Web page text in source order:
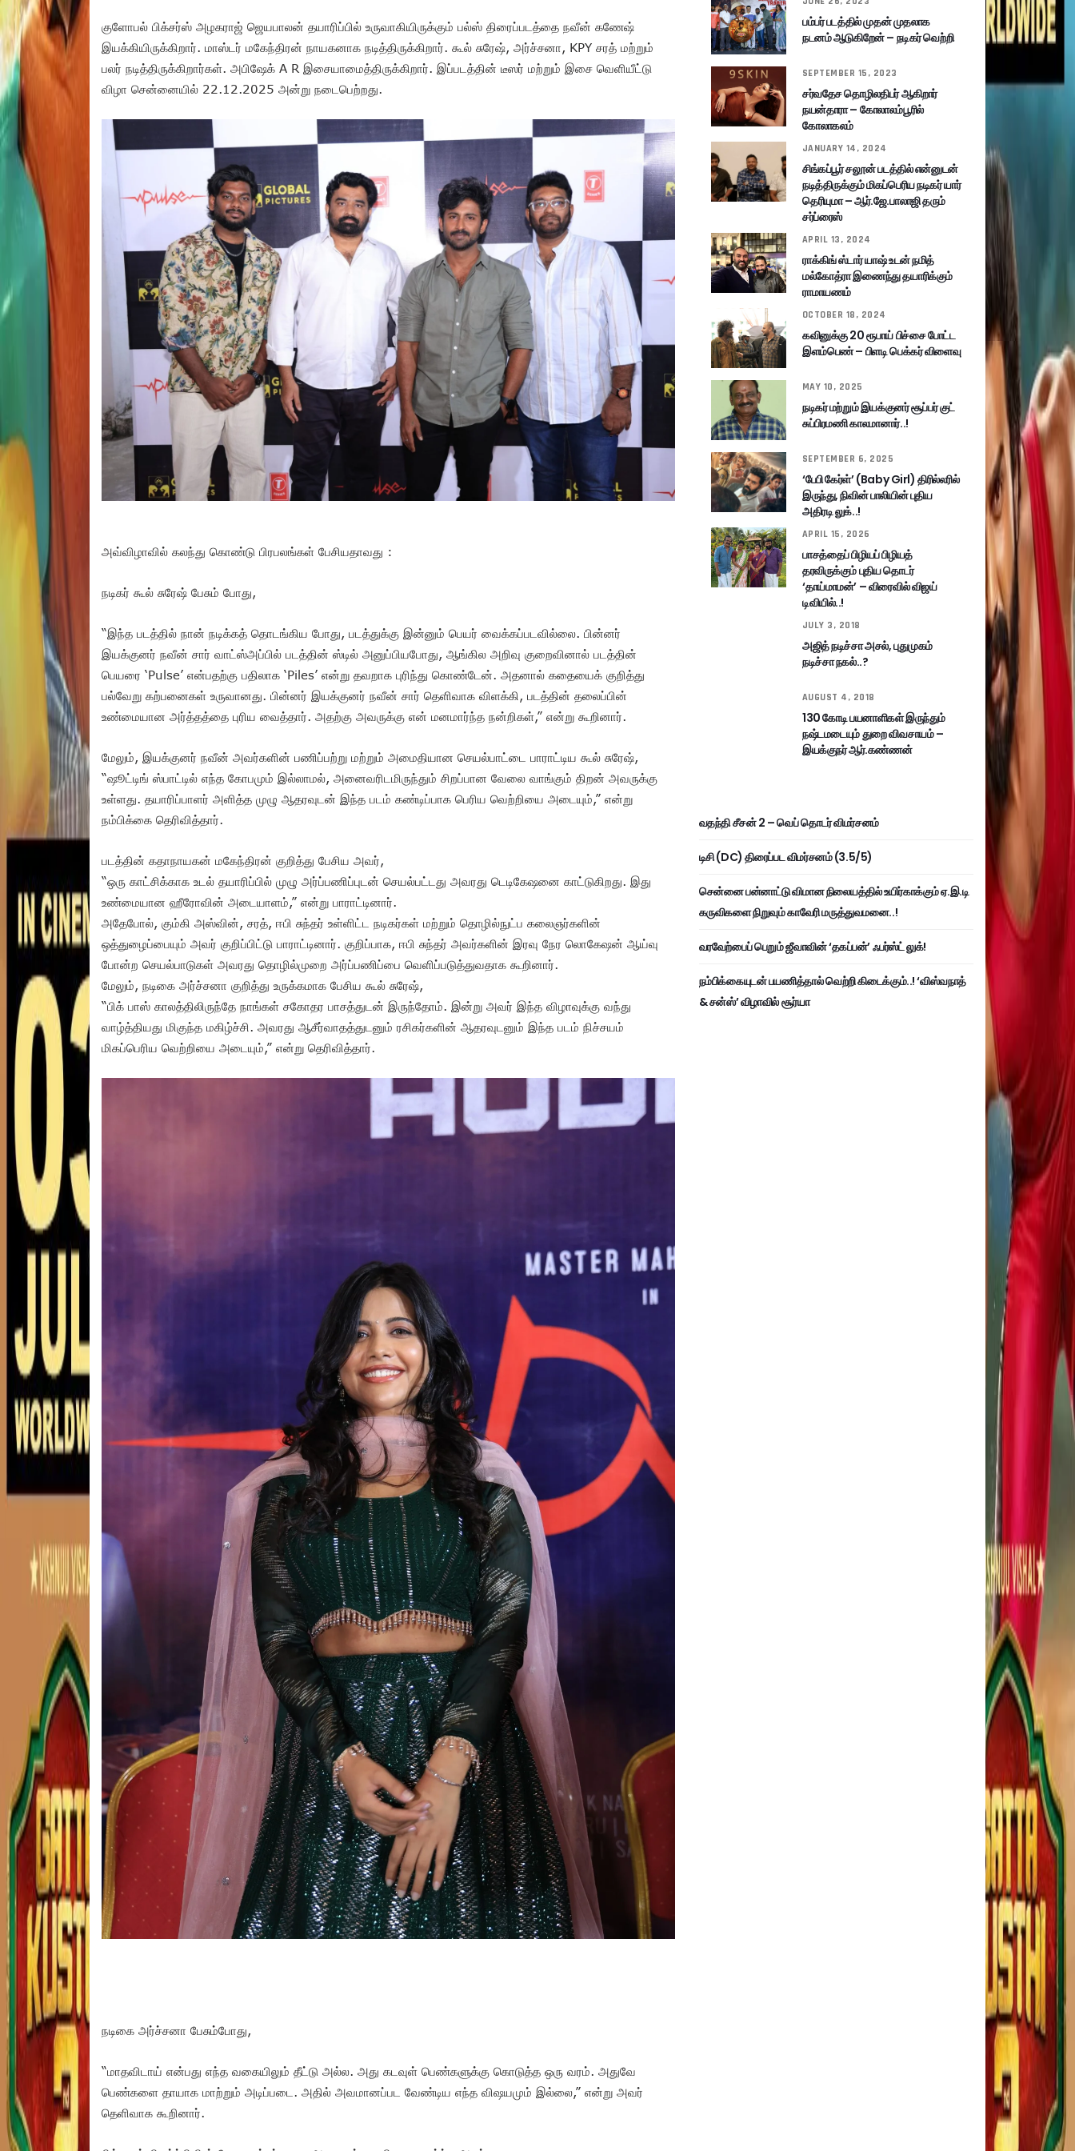
குளோபல் பிக்சர்ஸ் அழகராஜ் ஜெயபாலன் தயாரிப்பில் உருவாகியிருக்கும் பல்ஸ் திரைப்படத்தை நவீன் கணேஷ்
இயக்கியிருக்கிறார். மாஸ்டர் மகேந்திரன் நாயகனாக நடித்திருக்கிறார். கூல் சுரேஷ், அர்ச்சனா, KPY சரத் மற்றும்
பலர் நடித்திருக்கிறார்கள். அபிஷேக் A R இசையாமைத்திருக்கிறார். இப்படத்தின் டீஸர் மற்றும் இசை வெளியீட்டு
விழா சென்னையில் 22.12.2025 அன்று நடைபெற்றது.
அவ்விழாவில் கலந்து கொண்டு பிரபலங்கள் பேசியதாவது :
நடிகர் கூல் சுரேஷ் பேசும் போது,
“இந்த படத்தில் நான் நடிக்கத் தொடங்கிய போது, படத்துக்கு இன்னும் பெயர் வைக்கப்படவில்லை. பின்னர்
இயக்குனர் நவீன் சார் வாட்ஸ்அப்பில் படத்தின் ஸ்டில் அனுப்பியபோது, ஆங்கில அறிவு குறைவினால் படத்தின்
பெயரை ‘Pulse’ என்பதற்கு பதிலாக ‘Piles’ என்று தவறாக புரிந்து கொண்டேன். அதனால் கதையைக் குறித்து
பல்வேறு கற்பனைகள் உருவானது. பின்னர் இயக்குனர் நவீன் சார் தெளிவாக விளக்கி, படத்தின் தலைப்பின்
உண்மையான அர்த்தத்தை புரிய வைத்தார். அதற்கு அவருக்கு என் மனமார்ந்த நன்றிகள்,” என்று கூறினார்.
மேலும், இயக்குனர் நவீன் அவர்களின் பணிப்பற்று மற்றும் அமைதியான செயல்பாட்டை பாராட்டிய கூல் சுரேஷ்,
“ஷூட்டிங் ஸ்பாட்டில் எந்த கோபமும் இல்லாமல், அனைவரிடமிருந்தும் சிறப்பான வேலை வாங்கும் திறன் அவருக்கு
உள்ளது. தயாரிப்பாளர் அளித்த முழு ஆதரவுடன் இந்த படம் கண்டிப்பாக பெரிய வெற்றியை அடையும்,” என்று
நம்பிக்கை தெரிவித்தார்.
படத்தின் கதாநாயகன் மகேந்திரன் குறித்து பேசிய அவர்,
“ஒரு காட்சிக்காக உடல் தயாரிப்பில் முழு அர்ப்பணிப்புடன் செயல்பட்டது அவரது டெடிகேஷனை காட்டுகிறது. இது
உண்மையான ஹீரோவின் அடையாளம்,” என்று பாராட்டினார்.
அதேபோல், கும்கி அஸ்வின், சரத், ஈபி சுந்தர் உள்ளிட்ட நடிகர்கள் மற்றும் தொழில்நுட்ப கலைஞர்களின்
ஒத்துழைப்பையும் அவர் குறிப்பிட்டு பாராட்டினார். குறிப்பாக, ஈபி சுந்தர் அவர்களின் இரவு நேர லொகேஷன் ஆய்வு
போன்ற செயல்பாடுகள் அவரது தொழில்முறை அர்ப்பணிப்பை வெளிப்படுத்துவதாக கூறினார்.
மேலும், நடிகை அர்ச்சனா குறித்து உருக்கமாக பேசிய கூல் சுரேஷ்,
“பிக் பாஸ் காலத்திலிருந்தே நாங்கள் சகோதர பாசத்துடன் இருந்தோம். இன்று அவர் இந்த விழாவுக்கு வந்து
வாழ்த்தியது மிகுந்த மகிழ்ச்சி. அவரது ஆசீர்வாதத்துடனும் ரசிகர்களின் ஆதரவுடனும் இந்த படம் நிச்சயம்
மிகப்பெரிய வெற்றியை அடையும்,” என்று தெரிவித்தார்.
நடிகை அர்ச்சனா பேசும்போது,
“மாதவிடாய் என்பது எந்த வகையிலும் தீட்டு அல்ல. அது கடவுள் பெண்களுக்கு கொடுத்த ஒரு வரம். அதுவே
பெண்களை தாயாக மாற்றும் அடிப்படை. அதில் அவமானப்பட வேண்டிய எந்த விஷயமும் இல்லை,” என்று அவர்
தெளிவாக கூறினார்.
பம்பர் படத்தில் முதன் முதலாக
நடனம் ஆடுகிறேன் – நடிகர் வெற்றி
SEPTEMBER 15, 2023
சர்வதேச தொழிலதிபர் ஆகிறார்
நயன்தாரா – கோலாலம்பூரில்
கோலாகலம்
JANUARY 14, 2024
சிங்கப்பூர் சலூன் படத்தில் என்னுடன்
நடித்திருக்கும் மிகப்பெரிய நடிகர் யார்
தெரியுமா – ஆர்.ஜே.பாலாஜி தரும்
சர்ப்ரைஸ்
APRIL 13, 2024
ராக்கிங் ஸ்டார் யாஷ் உடன் நமித்
மல்கோத்ரா இணைந்து தயாரிக்கும்
ராமாயணம்
OCTOBER 18, 2024
கவினுக்கு 20 ரூபாய் பிச்சை போட்ட
இளம்பெண் – பிளடி பெக்கர் விளைவு
MAY 10, 2025
நடிகர் மற்றும் இயக்குனர் சூப்பர் குட்
சுப்பிரமணி காலமானார்..!
SEPTEMBER 6, 2025
‘பேபி கேர்ள்’ (Baby Girl) திரில்லரில்
இருந்து, நிவின் பாலியின் புதிய
அதிரடி லுக்..!
APRIL 15, 2026
பாசத்தைப் பிழியப் பிழியத்
தரவிருக்கும் புதிய தொடர்
‘தாய்மாமன்’ – விரைவில் விஜய்
டிவியில்..!
JULY 3, 2018
அஜித் நடிச்சா அசல், புதுமுகம்
நடிச்சா நகல்..?
AUGUST 4, 2018
130 கோடி பயனாளிகள் இருந்தும்
நஷ்டமடையும் துறை விவசாயம் –
இயக்குநர் ஆர்.கண்ணன்
வதந்தி சீசன் 2 – வெப் தொடர் விமர்சனம்
டிசி (DC) திரைப்பட விமர்சனம் (3.5/5)
சென்னை பன்னாட்டு விமான நிலையத்தில் உயிர்காக்கும் ஏ.இ.டி
கருவிகளை நிறுவும் காவேரி மருத்துவமனை..!
வரவேற்பைப் பெறும் ஜீவாவின் ‘தகப்பன்’ ஃபர்ஸ்ட் லுக்!
நம்பிக்கையுடன் பயணித்தால் வெற்றி கிடைக்கும்..! ‘விஸ்வநாத்
& சன்ஸ்’ விழாவில் சூர்யா